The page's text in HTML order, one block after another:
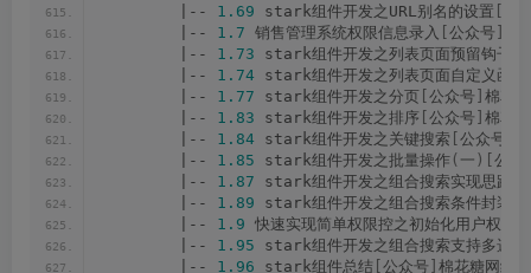
        |--
1.69 stark组件开发之URL别名的设置
        |--
1.7 销售管理系统权限信息录入 公众号
        |--
1.73 stark组件开发之列表页面预留钩子方
        |--
1.74 stark组件开发之列表页面自定义函数
        |--
1.77 stark组件开发之分页 公众号 棉花
        |--
1.83 stark组件开发之排序 公众号 棉花
        |--
1.84 stark组件开发之关键搜索 公众号
        |--
1.85 stark组件开发之批量操作 ( 一 )[ 公众
        |--
1.87 stark组件开发之组合搜索实现思路
        |--
1.89 stark组件开发之组合搜索条件封装和
        |--
1.9 快速实现简单权限控之初始化用户权限
        |--
1.95 stark组件开发之组合搜索支持多选
        |--
1.96 stark组件总结 公众号 棉花糖网络